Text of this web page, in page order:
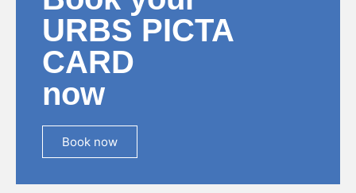
URBS PICTA
CARD
now
Book now